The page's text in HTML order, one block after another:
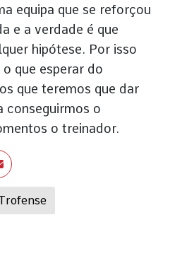
equipa que se reforçou
e a verdade é que
hipótese. Por isso
que esperar do
que teremos que dar
conseguirmos o
o treinador.